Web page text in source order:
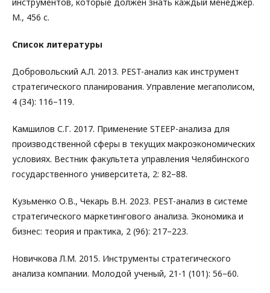
М., 456 с.
Список литературы
Добровольский А.Л. 2013. PEST-анализ как инструмент
стратегического планирования. Управление мегаполисом,
4 (34): 116–119.
Камшилов С.Г. 2017. Применение STEEP-анализа для
производственной сферы в текущих макроэкономических
условиях. Вестник факультета управления Челябинского
государственного университета, 2: 82–88.
Кузьменко О.В., Чекарь В.Н. 2023. PEST-анализ в системе
стратегического маркетингового анализа. Экономика и
бизнес: теория и практика, 2 (96): 217–223.
Новичкова Л.М. 2015. Инструменты стратегического
анализа компании. Молодой ученый, 21-1 (101): 56–60.